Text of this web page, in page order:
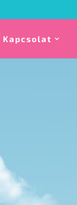
Kapcsolat